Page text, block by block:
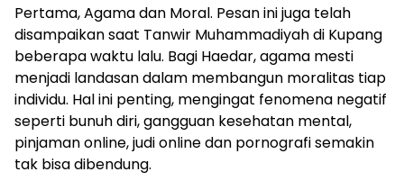
Pertama, Agama dan Moral. Pesan ini juga telah
disampaikan saat Tanwir Muhammadiyah di Kupang
beberapa waktu lalu. Bagi Haedar, agama mesti
menjadi landasan dalam membangun moralitas tiap
individu. Hal ini penting, mengingat fenomena negatif
seperti bunuh diri, gangguan kesehatan mental,
pinjaman online, judi online dan pornografi semakin
tak bisa dibendung.